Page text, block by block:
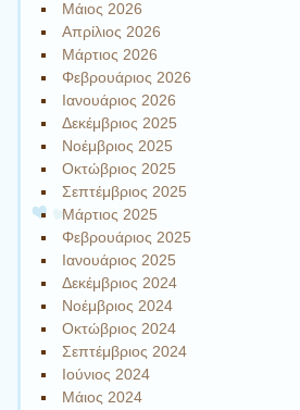
Μάιος 2026
Απρίλιος 2026
Μάρτιος 2026
Φεβρουάριος 2026
Ιανουάριος 2026
Δεκέμβριος 2025
Νοέμβριος 2025
Οκτώβριος 2025
Σεπτέμβριος 2025
Μάρτιος 2025
Φεβρουάριος 2025
Ιανουάριος 2025
Δεκέμβριος 2024
Νοέμβριος 2024
Οκτώβριος 2024
Σεπτέμβριος 2024
Ιούνιος 2024
Μάιος 2024